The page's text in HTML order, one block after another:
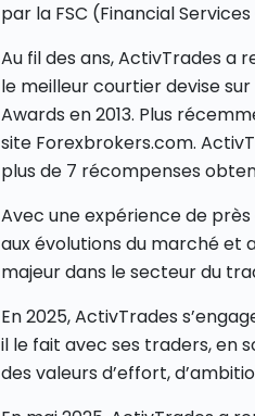
par la FSC (Financial
Au fil des ans, ActivTrades
le meilleur courtier devise
Awards en 2013. Plus
site Forexbrokers.com.
plus de 7 récompenses
Avec une expérience de près
aux évolutions du marché et
majeur dans le secteur du
En 2025, ActivTrades
il le fait avec ses traders, en
des valeurs d’effort,